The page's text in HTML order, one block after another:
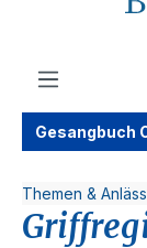
Gesangbuch
Themen &